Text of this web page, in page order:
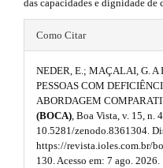
s
s
b
m
b
b
o
o
das capacidades e dignidade
#
p
u
Como Citar
NEDER, E.; MAÇALAI, G. A
PESSOAS COM
ABORDAGEM
(BOCA) , Boa Vista, v. 15, n.
10.5281/zenodo.8361304.
https://revista.ioles.com.br/
130. Acesso em: 7 ago. 2026.